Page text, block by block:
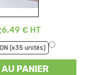
6,49 € HT
(x35 unités)
PANIER